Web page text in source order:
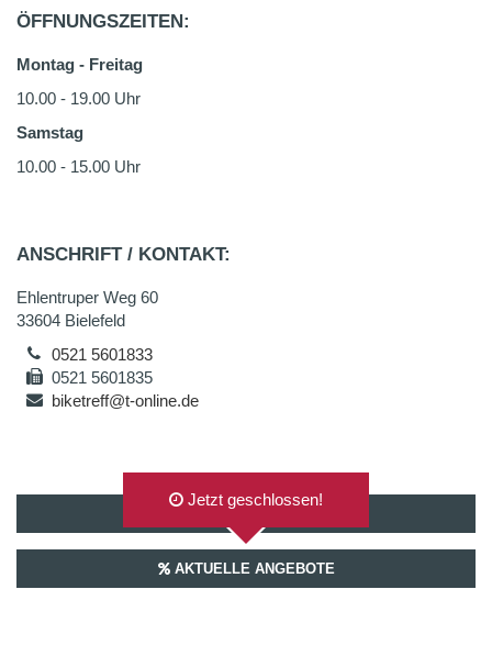
ÖFFNUNGSZEITEN:
Montag - Freitag
10.00 - 19.00 Uhr
Samstag
10.00 - 15.00 Uhr
ANSCHRIFT / KONTAKT:
Ehlentruper Weg 60
33604 Bielefeld
0521 5601833
0521 5601835
biketreff@t-online.de
AUF GOOGLEMAPS ANZEIGEN
Jetzt geschlossen!
AKTUELLE ANGEBOTE